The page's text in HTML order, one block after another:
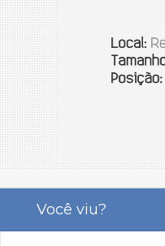
Você viu?